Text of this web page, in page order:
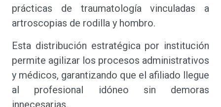
prácticas de traumatología vinculadas a
artroscopias de rodilla y hombro.
Esta distribución estratégica por institución
permite agilizar los procesos administrativos
y médicos, garantizando que el afiliado llegue
al profesional idóneo sin demoras
innecesarias.